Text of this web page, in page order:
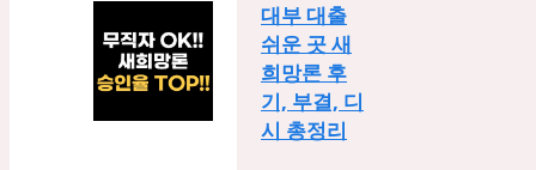
대부 대출
쉬운 곳 새
희망론 후
기, 부결, 디
시 총정리